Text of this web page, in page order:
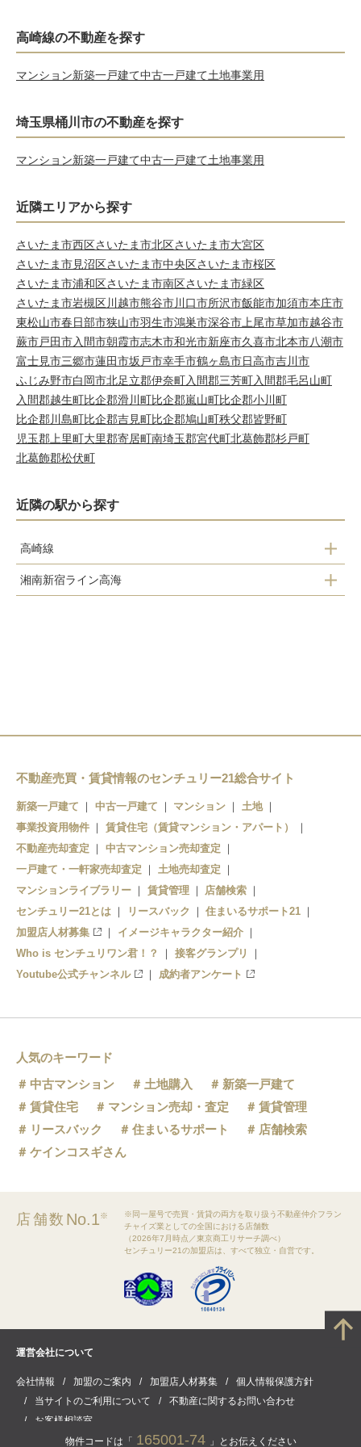
物件コードは「 165001-74 」とお伝えください
高崎線の不動産を探す
マンション新築一戸建て中古一戸建て土地事業用
埼玉県桶川市の不動産を探す
マンション新築一戸建て中古一戸建て土地事業用
近隣エリアから探す
さいたま市西区さいたま市北区さいたま市大宮区
さいたま市見沼区さいたま市中央区さいたま市桜区
さいたま市浦和区さいたま市南区さいたま市緑区
さいたま市岩槻区川越市熊谷市川口市所沢市飯能市加須市本庄市
東松山市春日部市狭山市羽生市鴻巣市深谷市上尾市草加市越谷市
蕨市戸田市入間市朝霞市志木市和光市新座市久喜市北本市八潮市
富士見市三郷市蓮田市坂戸市幸手市鶴ヶ島市日高市吉川市
ふじみ野市白岡市北足立郡伊奈町入間郡三芳町入間郡毛呂山町
入間郡越生町比企郡滑川町比企郡嵐山町比企郡小川町
比企郡川島町比企郡吉見町比企郡鳩山町秩父郡皆野町
児玉郡上里町大里郡寄居町南埼玉郡宮代町北葛飾郡杉戸町
北葛飾郡松伏町
近隣の駅から探す
高崎線
桶川駅
湘南新宿ライン高海
不動産売買・賃貸情報のセンチュリー21総合サイト
新築一戸建て 中古一戸建て マンション
土地
事業投資用物件
賃貸住宅（賃貸マンション・アパート）
不動産売却査定
中古マンション売却査定
一戸建て・一軒家売却査定
土地売却査定
マンションライブラリー
賃貸管理
店舗検索
センチュリー21とは
リースバック
住まいるサポート21
加盟店人材募集
イメージキャラクター紹介
Who is センチュリワン君！？
接客グランプリ
Youtube公式チャンネル
成約者アンケート
人気のキーワード
中古マンション
土地購入
新築一戸建て
賃貸住宅
マンション売却・査定
賃貸管理
リースバック
住まいるサポート
店舗検索
ケインコスギさん
店舗数 No.1※
※同一屋号で売買・賃貸の両方を取り扱う不動産仲介フラン
チャイズ業としての全国における店舗数
（2026年7月時点／東京商工リサーチ調べ）
センチュリー21の加盟店は、すべて独立・自営です。
運営会社について
会社情報 加盟のご案内 加盟店人材募集
個人情報保護方針
当サイトのご利用について
不動産に関するお問い合わせ
お客様相談室